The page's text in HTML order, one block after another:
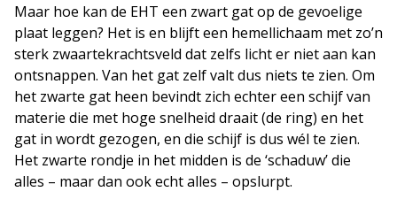
Maar hoe kan de EHT een zwart gat op de gevoelige
plaat leggen? Het is en blijft een hemellichaam met zo’n
sterk zwaartekrachtsveld dat zelfs licht er niet aan kan
ontsnappen. Van het gat zelf valt dus niets te zien. Om
het zwarte gat heen bevindt zich echter een schijf van
materie die met hoge snelheid draait (de ring) en het
gat in wordt gezogen, en die schijf is dus wél te zien.
Het zwarte rondje in het midden is de ‘schaduw’ die
alles – maar dan ook echt alles – opslurpt.